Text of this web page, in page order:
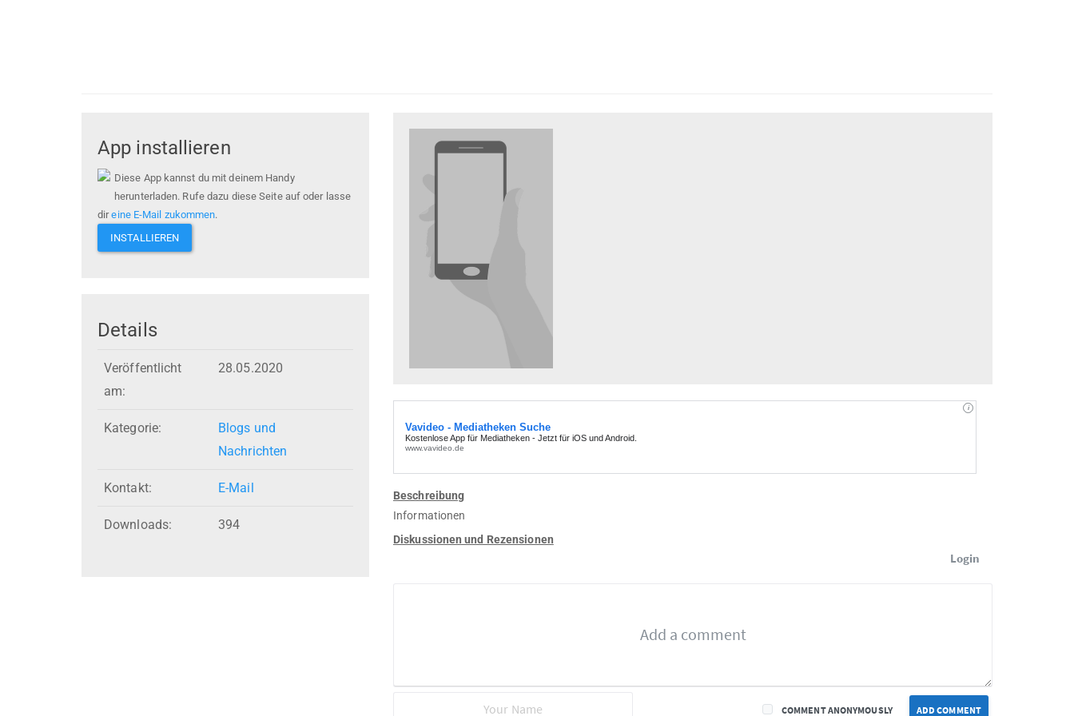
App installieren
Diese App kannst du mit deinem Handy
herunterladen. Rufe dazu diese Seite auf oder lasse
direine E-Mail zukommen.
INSTALLIEREN
Details
Veröffentlicht
am:
28.05.2020
Kategorie:
Blogs und
Nachrichten
Kontakt: E-Mail
Downloads: 394
Beschreibung
Informationen
Diskussionen und Rezensionen
Login
ADD COMMENT
COMMENT ANONYMOUSLY